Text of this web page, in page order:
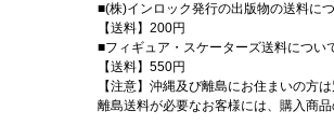
■(株)インロック発行の出版物の送料に
【送料】200円
■フィギュア・スケーターズ送料につい
【送料】550円
【注意】沖縄及び離島にお住まいの方
離島送料が必要なお客様には、購入商